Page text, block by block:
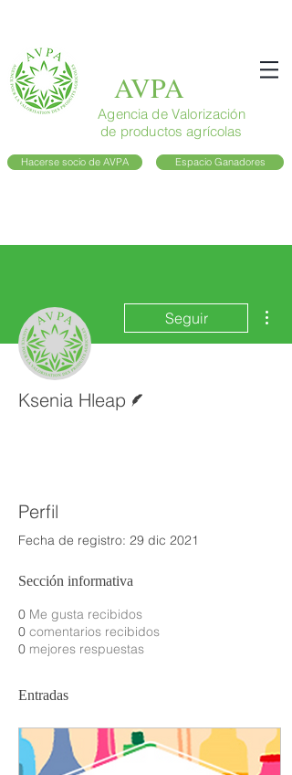
AVPA
Agencia de Valorización
de productos agrícolas
Hacerse socio de AVPA Espacio Ganadores
Seguir
Ksenia Hleap
Perfil
Fecha de registro: 29 dic 2021
Sección informativa
0 Me gusta recibidos
0 comentarios recibidos
0 mejores respuestas
Entradas